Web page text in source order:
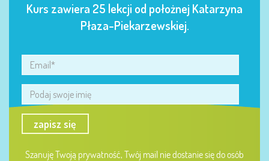
Kurs zawiera 25 lekcji od położnej Katarzyna
Płaza-Piekarzewskiej.
zapisz się
Szanuję Twoją prywatność, Twój mail nie dostanie się do osób